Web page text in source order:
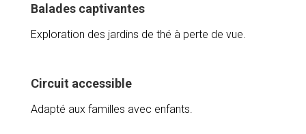
Balades captivantes
Exploration des jardins de thé à perte de vue.
Circuit accessible
Adapté aux familles avec enfants.